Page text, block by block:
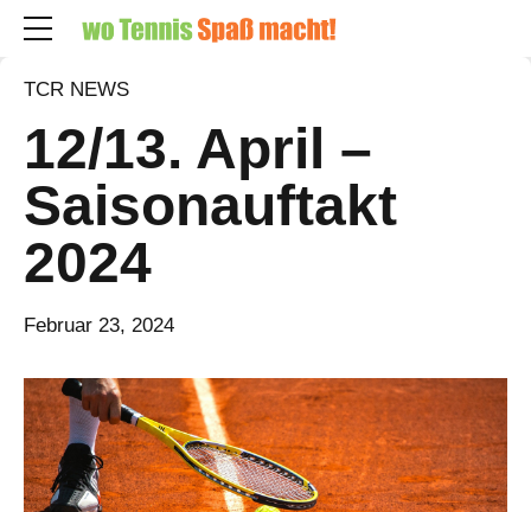
TCR NEWS
12/13. April –
Saisonauftakt
2024
Februar 23, 2024